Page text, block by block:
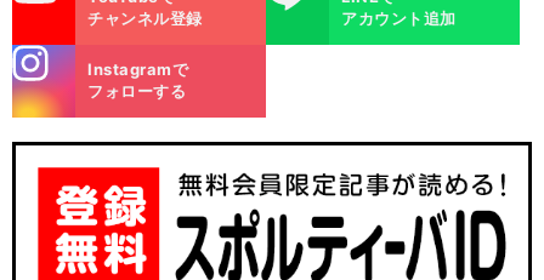
チャンネル登録
アカウント追加
m
Instagramで
フォローする